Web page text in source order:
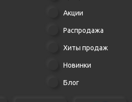
Акции
Распродажа
Хиты продаж
Новинки
Блог